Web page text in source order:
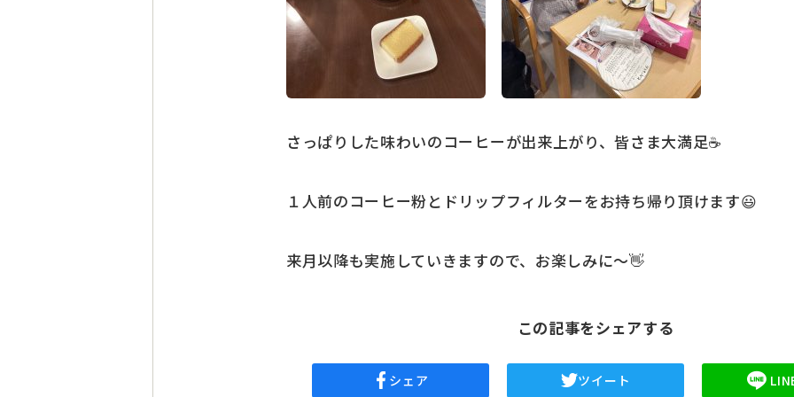
さっぱりした味わいのコーヒーが出来上がり、皆さま大満足☕
１人前のコーヒー粉とドリップフィルターをお持ち帰り頂けます😃
来月以降も実施していきますので、お楽しみに～👋
この記事をシェアする
シェア ツイート